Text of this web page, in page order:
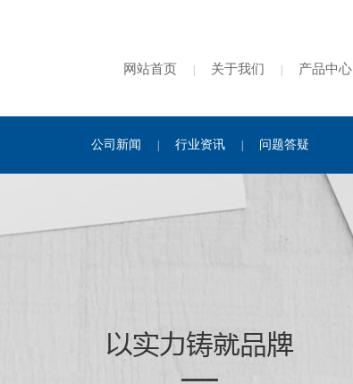
网站首页 关于我们 产品中心
公司新闻 行业资讯 问题答疑